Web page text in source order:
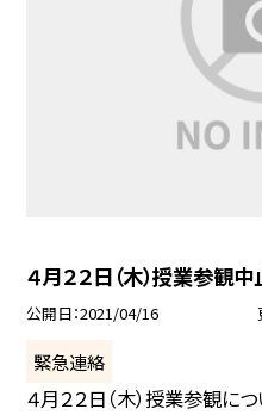
４月２２日（木）授業参観
公開日 2021/04/16
緊急連絡
４月２２日（木）授業参観に